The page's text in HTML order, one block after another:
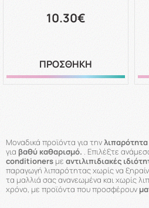
10.30€
ΠΡΟΣΘΗΚΗ
Μοναδικά προϊόντα για την
για βαθύ καθαρισμό. . Επιλέξτε
conditioners με αντιλιπιδιακές
παραγωγή λιπαρότητας χωρίς να
τα μαλλιά σας ανανεωμένα και χωρίς
χρόνο, με προϊόντα που προσφέρουν